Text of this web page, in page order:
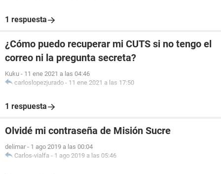
1 respuesta
¿Cómo puedo recuperar mi CUTS si no tengo el
correo ni la pregunta secreta?
Kuku - 11 ene 2021 a las 04:46
carloslopezjurado - 11 ene 2021 a las 17:50
1 respuesta
Olvidé mi contraseña de Misión Sucre
delimar - 1 ago 2019 a las 00:04
Carlos-vialfa - 1 ago 2019 a las 05:46